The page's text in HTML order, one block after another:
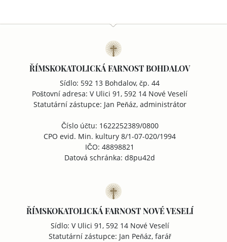
ŘÍMSKOKATOLICKÁ FARNOST BOHDALOV
Sídlo: 592 13 Bohdalov, čp. 44
Poštovní adresa: V Ulici 91, 592 14 Nové Veselí
Statutární zástupce: Jan Peňáz, administrátor
Číslo účtu: 1622252389/0800
CPO evid. Min. kultury 8/1-07-020/1994
IČO: 48898821
Datová schránka: d8pu42d
ŘÍMSKOKATOLICKÁ FARNOST NOVÉ VESELÍ
Sídlo: V Ulici 91, 592 14 Nové Veselí
Statutární zástupce: Jan Peňáz, farář